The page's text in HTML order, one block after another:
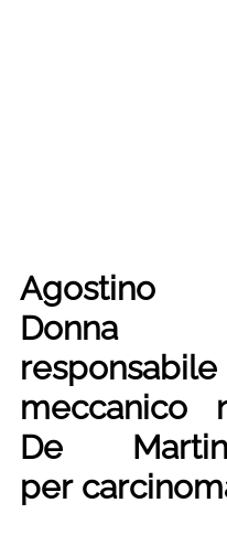
Donna
meccanico
De
per